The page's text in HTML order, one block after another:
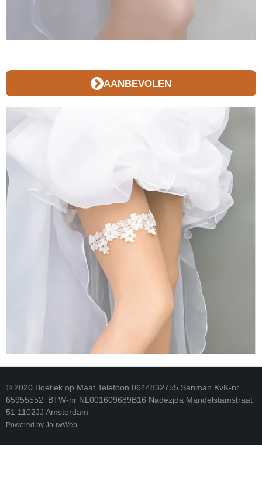
AANBEVOLEN
© 2020 Boetiek op Maat Telefoon 0644832755 Sanman KvK-nr
65955552 BTW-nr NL001609689B16 Nadezjda Mandelstamstraat
51 1102JJ Amsterdam
Powered by JouwWeb